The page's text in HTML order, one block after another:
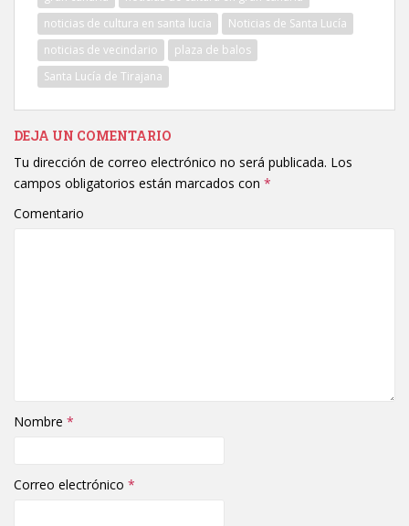
noticias de cultura en santa lucia
Noticias de Santa Lucía
noticias de vecindario
plaza de balos
Santa Lucía de Tirajana
DEJA UN COMENTARIO
Tu dirección de correo electrónico no será publicada. Los
campos obligatorios están marcados con *
Comentario
Nombre *
Correo electrónico *